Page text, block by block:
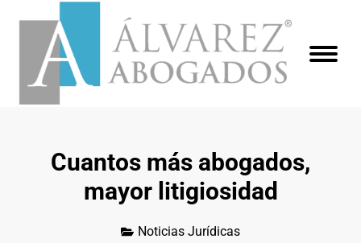
Cuantos más abogados,
mayor litigiosidad
Noticias Jurídicas